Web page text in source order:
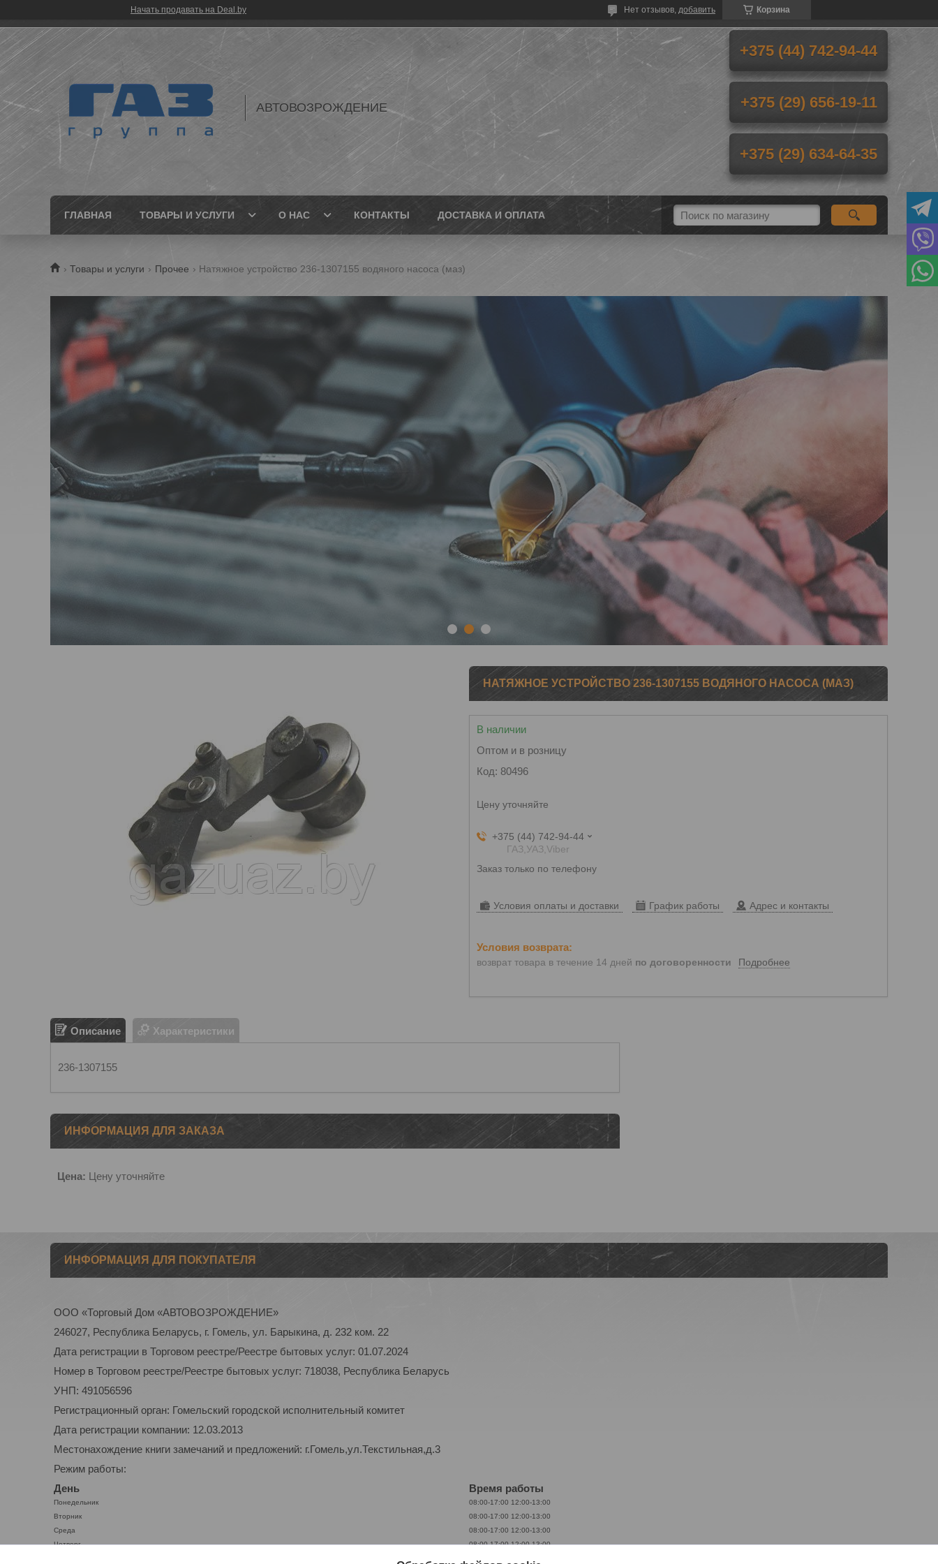
Начать продавать на Deal.by Корзина
Нет отзывов, добавить
АВТОВОЗРОЖДЕНИЕ
+375 (44) 742-94-44
+375 (29) 656-19-11
+375 (29) 634-64-35
ГЛАВНАЯ ТОВАРЫ И УСЛУГИ О НАС КОНТАКТЫ ДОСТАВКА И ОПЛАТА
Товары и услуги Прочее Натяжное устройство 236-1307155 водяного насоса (маз)
НАТЯЖНОЕ УСТРОЙСТВО 236-1307155 ВОДЯНОГО НАСОСА (МАЗ)
В наличии
Оптом и в розницу
Код: 80496
Цену уточняйте
+375 (44) 742-94-44
ГАЗ,УАЗ,Viber
Заказ только по телефону
Условия оплаты и доставки График работы Адрес и контакты
возврат товара в течение 14 дней по договоренности Подробнее
Описание Характеристики
236-1307155
ИНФОРМАЦИЯ ДЛЯ ЗАКАЗА
Цена: Цену уточняйте
ИНФОРМАЦИЯ ДЛЯ ПОКУПАТЕЛЯ
ООО «Торговый Дом «АВТОВОЗРОЖДЕНИЕ»
246027, Республика Беларусь, г. Гомель, ул. Барыкина, д. 232 ком. 22
Дата регистрации в Торговом реестре/Реестре бытовых услуг: 01.07.2024
Номер в Торговом реестре/Реестре бытовых услуг: 718038, Республика Беларусь
УНП: 491056596
Регистрационный орган: Гомельский городской исполнительный комитет
Дата регистрации компании: 12.03.2013
Местонахождение книги замечаний и предложений: г.Гомель,ул.Текстильная,д.3
Режим работы:
День
Время работы
Понедельник 08:00-17:00 12:00-13:00
Вторник
08:00-17:00 12:00-13:00
Среда
08:00-17:00 12:00-13:00
Четверг
08:00-17:0012:00-13:00